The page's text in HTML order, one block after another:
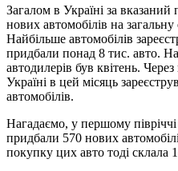
Загалом в Україні за
нових автомобілів на
Найбільше автомобілів
придбали понад 8 тис. авто.
автодилерів був квітень.
Україні в цей місяць
автомобілів.
Нагадаємо, у першому
придбали 570 нових
покупку цих авто тоді склала